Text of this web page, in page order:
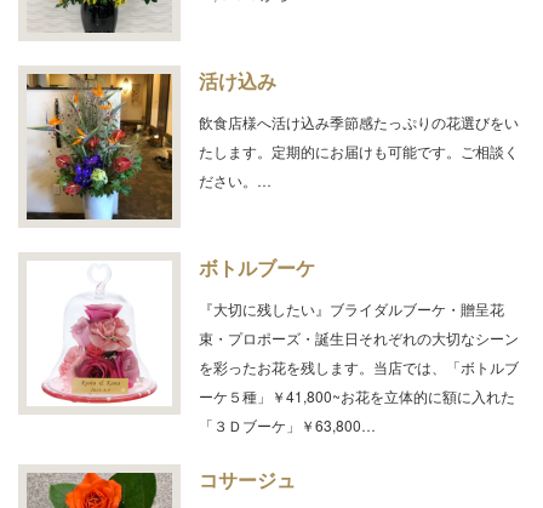
活け込み
飲食店様へ活け込み季節感たっぷりの花選びをい
たします。定期的にお届けも可能です。ご相談く
ださい。…
ボトルブーケ
『大切に残したい』ブライダルブーケ・贈呈花
束・プロポーズ・誕生日それぞれの大切なシーン
を彩ったお花を残します。当店では、「ボトルブ
ーケ５種」￥41,800~お花を立体的に額に入れた
「３Ｄブーケ」￥63,800…
コサージュ